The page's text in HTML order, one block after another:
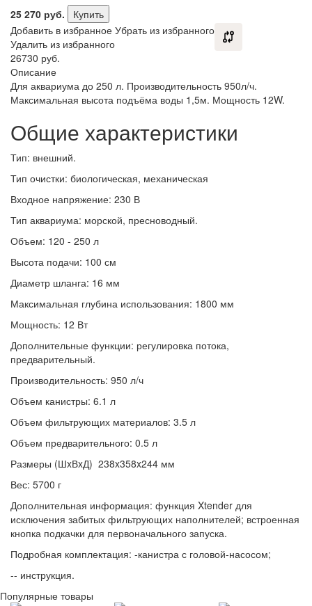
25 270 руб.
Купить
Добавить в избранное Убрать из избранного
Удалить из избранного
26730 руб.
Описание
Для аквариума до 250 л. Производительность 950л/ч.
Максимальная высота подъёма воды 1,5м. Мощность 12W.
Общие характеристики
Тип: внешний.
Тип очистки: биологическая, механическая
Входное напряжение: 230 В
Тип аквариума: морской, пресноводный.
Объем: 120 - 250 л
Высота подачи: 100 см
Диаметр шланга: 16 мм
Максимальная глубина использования: 1800 мм
Мощность: 12 Вт
Дополнительные функции: регулировка потока,
предварительный.
Производительность: 950 л/ч
Объем канистры: 6.1 л
Объем фильтрующих материалов: 3.5 л
Объем предварительного: 0.5 л
Размеры (ШxВxД) 238x358x244 мм
Вес: 5700 г
Дополнительная информация: функция Xtender для
исключения забитых фильтрующих наполнителей; встроенная
кнопка подкачки для первоначального запуска.
Подробная комплектация: -канистра с головой-насосом;
-- инструкция.
Популярные товары